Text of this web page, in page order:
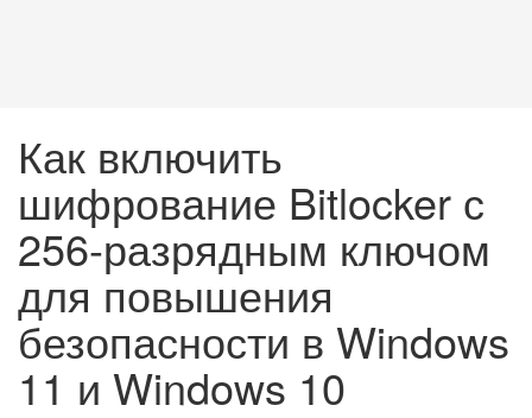
Как включить
шифрование Bitlocker с
256-разрядным ключом
для повышения
безопасности в Windows
11 и Windows 10